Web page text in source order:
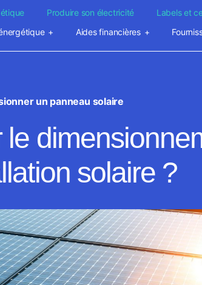
Produire son électricité Labels et
Aides financières
un panneau solaire
solaire ?